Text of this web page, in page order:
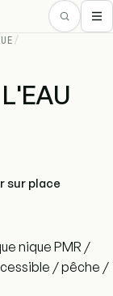
/
sur place
nique PMR /
/ pêche /